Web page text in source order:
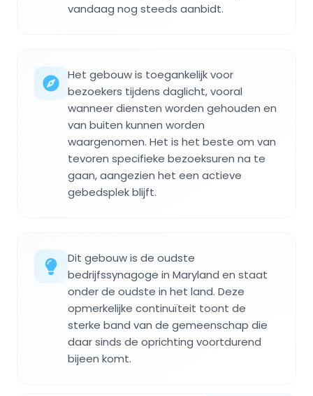
vandaag nog steeds aanbidt.
Het gebouw is toegankelijk voor
bezoekers tijdens daglicht, vooral
wanneer diensten worden gehouden en
van buiten kunnen worden
waargenomen. Het is het beste om van
tevoren specifieke bezoeksuren na te
gaan, aangezien het een actieve
gebedsplek blijft.
Dit gebouw is de oudste
bedrijfssynagoge in Maryland en staat
onder de oudste in het land. Deze
opmerkelijke continuïteit toont de
sterke band van de gemeenschap die
daar sinds de oprichting voortdurend
bijeen komt.